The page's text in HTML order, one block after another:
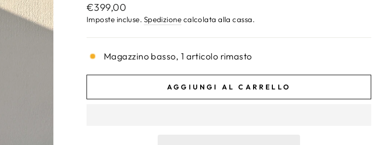
Prezzo
di
€399,00
Imposte incluse. Spedizione calcolata alla cassa.
Magazzino basso, 1 articolo rimasto
AGGIUNGI AL CARRELLO